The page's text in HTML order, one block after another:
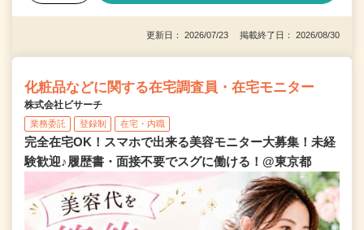
更新日： 2026/07/23 掲載終了日： 2026/08/30
化粧品などに関する在宅調査員・在宅モニター
株式会社ビサーチ
業務委託 登録制 在宅・内職
完全在宅OK！スマホで出来る美容モニター大募集！未経
験歓迎♪履歴書・面接不要でスグに働ける！@東京都